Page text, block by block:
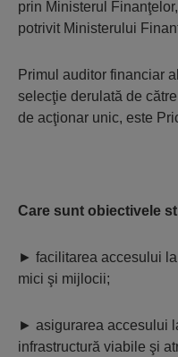
prin Ministerul
potrivit Ministerului
Primul auditor financiar
selecţie derulată de
de acţionar unic, este
Care sunt obiectivele
► facilitarea accesului
mici şi mijlocii;
► asigurarea accesului
infrastructură viabile şi